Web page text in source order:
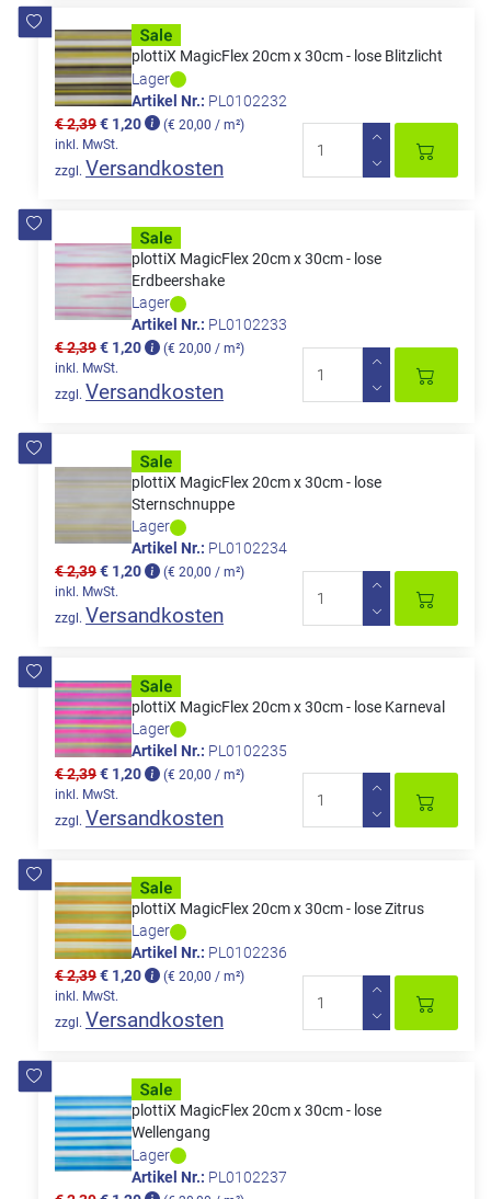
plottiX MagicFlex 20cm x 30cm - lose Blitzlicht
Lager
Artikel Nr.: PL0102232
€ 2,39€ 1,20
(€ 20,00 / m²)
inkl. MwSt.
zzgl. Versandkosten
plottiX MagicFlex 20cm x 30cm - lose
Erdbeershake
Lager
Artikel Nr.: PL0102233
€ 2,39€ 1,20
(€ 20,00 / m²)
inkl. MwSt.
zzgl. Versandkosten
plottiX MagicFlex 20cm x 30cm - lose
Sternschnuppe
Lager
Artikel Nr.: PL0102234
€ 2,39€ 1,20
(€ 20,00 / m²)
inkl. MwSt.
zzgl. Versandkosten
plottiX MagicFlex 20cm x 30cm - lose Karneval
Lager
Artikel Nr.: PL0102235
€ 2,39€ 1,20
(€ 20,00 / m²)
inkl. MwSt.
zzgl. Versandkosten
plottiX MagicFlex 20cm x 30cm - lose Zitrus
Lager
Artikel Nr.: PL0102236
€ 2,39€ 1,20
(€ 20,00 / m²)
inkl. MwSt.
zzgl. Versandkosten
plottiX MagicFlex 20cm x 30cm - lose
Wellengang
Lager
Artikel Nr.: PL0102237